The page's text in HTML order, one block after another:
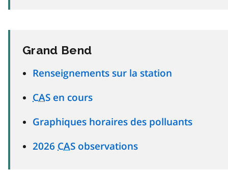
Grand Bend
Renseignements sur la station
CAS en cours
Graphiques horaires des polluants
2026 CAS observations